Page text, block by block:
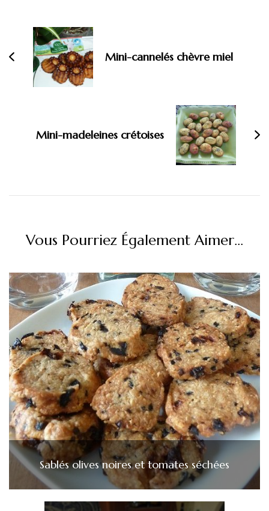
d'article
Mini-cannelés chèvre miel
Mini-madeleines crétoises
Vous Pourriez Également Aimer...
Sablés olives noires et tomates séchées